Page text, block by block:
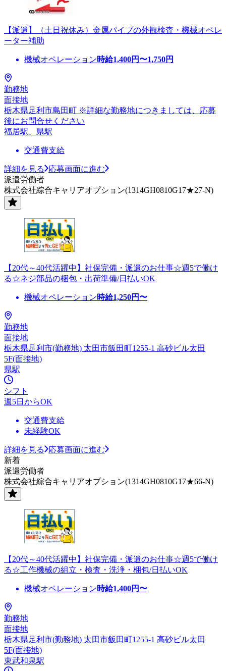
【派遣】（土日祝休み）金属パイプの外観検査・機械オペレ
ーター補助
機械オペレーション時給1,400円〜1,750円
勤務地
面接地
栃木県足利市島田町 ※詳細な勤務地につきましては、応募
後にお問合せください
福居駅、県駅
交通費支給
詳細を見る
応募画面に進む
派遣労働者
株式会社綜合キャリアオプション(1314GH0810G17★27-N)
【20代～40代活躍中】社保完備・派遣のお仕事☆週5で働け
る☆ネジ部品の梱包・出荷準備/日払いOK
機械オペレーション時給1,250円〜
勤務地
面接地
栃木県足利市(勤務地) 太田市飯田町1255-1 高砂ビル太田
5F(面接地)
県駅
シフト
週5日からOK
交通費支給
未経験OK
詳細を見る
応募画面に進む
新着
派遣労働者
株式会社綜合キャリアオプション(1314GH0810G17★66-N)
【20代～40代活躍中】社保完備・派遣のお仕事☆週5で働け
る☆工作機械の組立・検査・洗浄・梱包/日払いOK
機械オペレーション時給1,400円〜
勤務地
面接地
栃木県足利市(勤務地) 太田市飯田町1255-1 高砂ビル太田
5F(面接地)
東武和泉駅